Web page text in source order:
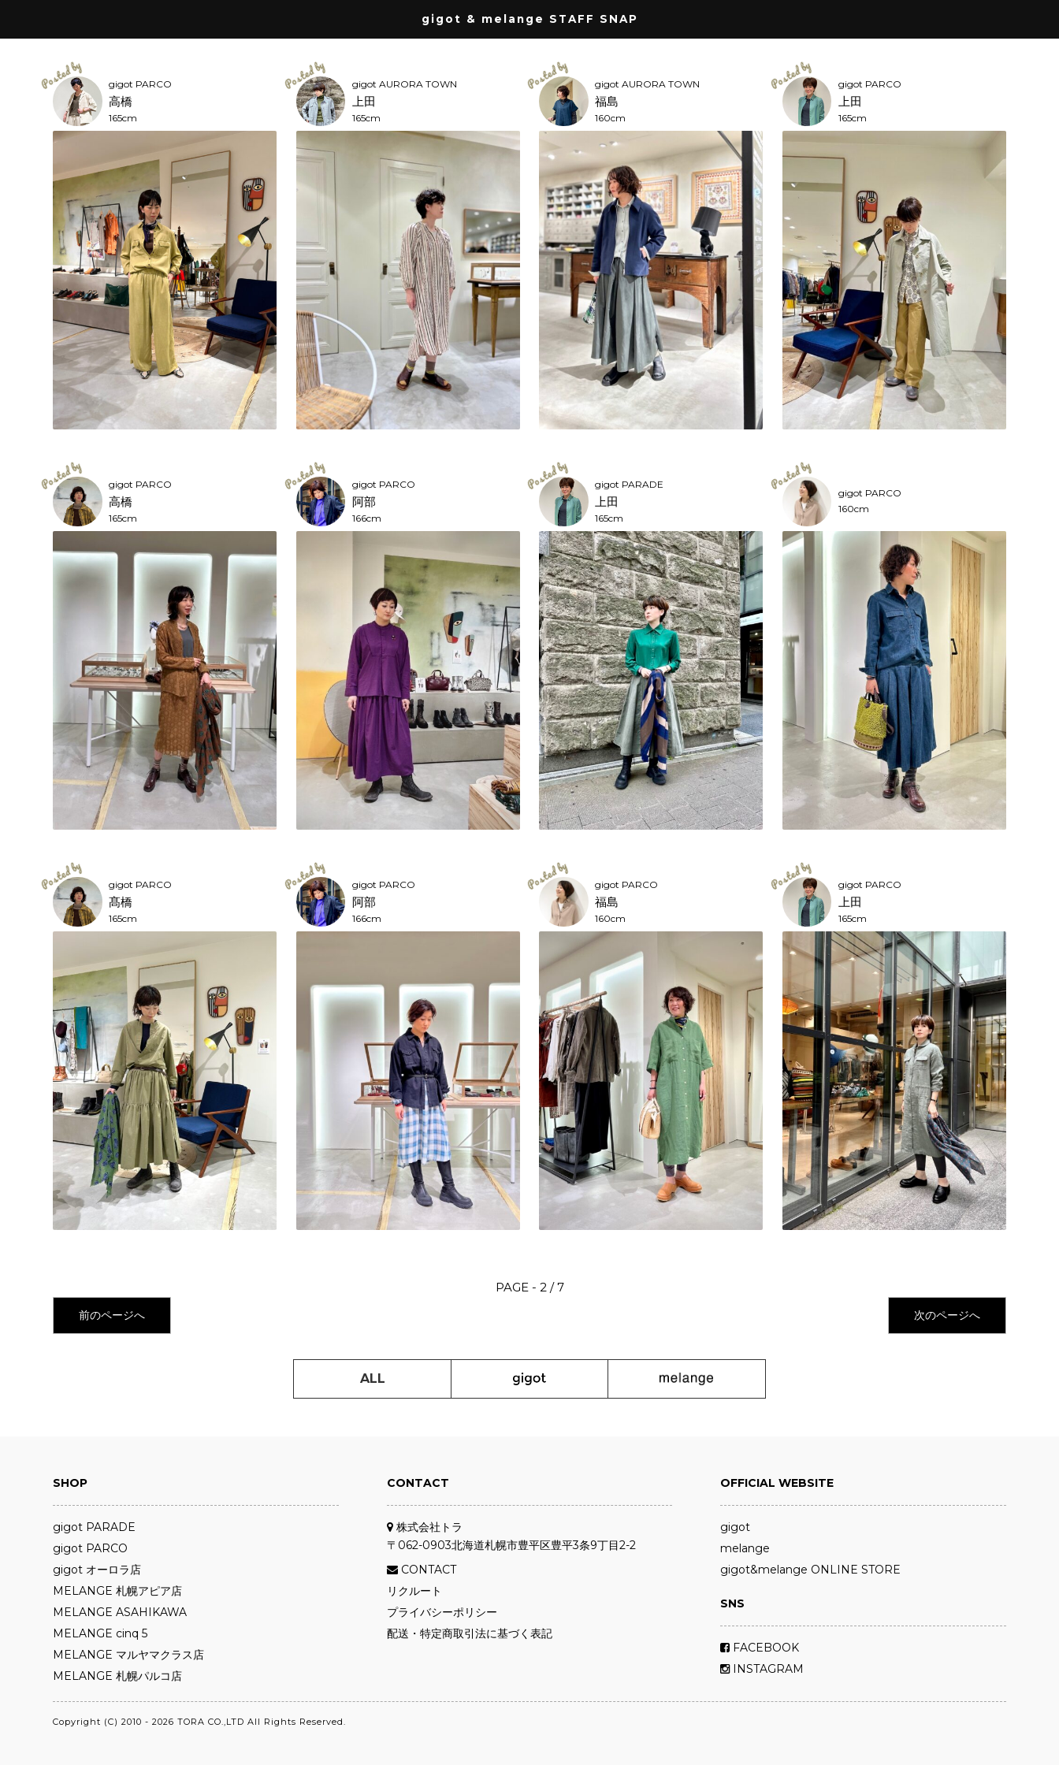
gigot & melange STAFF SNAP
gigot PARCO
高橋
165cm
gigot AURORA TOWN
上田
165cm
gigot AURORA TOWN
福島
160cm
gigot PARCO
上田
165cm
gigot PARCO
高橋
165cm
gigot PARCO
阿部
166cm
gigot PARADE
上田
165cm
gigot PARCO
160cm
gigot PARCO
髙橋
165cm
gigot PARCO
阿部
166cm
gigot PARCO
福島
160cm
gigot PARCO
上田
165cm
2 / 7
前のページへ 次のページへ
ALL
SHOP
gigot PARADE
gigot PARCO
gigot オーロラ店
MELANGE 札幌アピア店
MELANGE ASAHIKAWA
MELANGE cinq 5
MELANGE マルヤマクラス店
MELANGE 札幌パルコ店
CONTACT
株式会社トラ
〒062-0903北海道札幌市豊平区豊平3条9丁目2-2
CONTACT
リクルート
プライバシーポリシー
配送・特定商取引法に基づく表記
OFFICIAL WEBSITE
gigot
melange
gigot&melange ONLINE STORE
SNS
FACEBOOK
INSTAGRAM
Copyright (C) 2010 - 2026 TORA CO.,LTD All Rights Reserved.